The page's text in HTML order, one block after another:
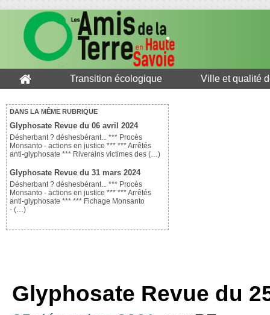
Transition écologique Ville et qualité
DANS LA MÊME RUBRIQUE
Glyphosate Revue du 06 avril 2024
Désherbant ? déshesbérant... *** Procès
Monsanto - actions en justice *** *** Arrêtés
anti-glyphosate *** Riverains victimes des (…)
Glyphosate Revue du 31 mars 2024
Désherbant ? déshesbérant... *** Procès
Monsanto - actions en justice *** *** Arrêtés
anti-glyphosate *** *** Fichage Monsanto
- (…)
Glyphosate Revue du